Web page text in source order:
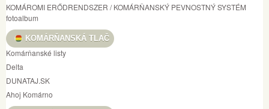
KOMÁROMI ERŐDRENDSZER / KOMÁRŇANSKÝ PEVNOSTNÝ SYSTÉM
fotoalbum
KOMÁRŇANSKÁ TLAČ
Komárňanské listy
Delta
DUNATAJ.SK
Ahoj Komárno